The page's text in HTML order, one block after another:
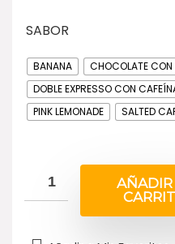
SABOR
BANANA
CHOCOLATE
DOBLE EXPRESSO CON
PINK LEMONADE
SALTED
AÑADIR